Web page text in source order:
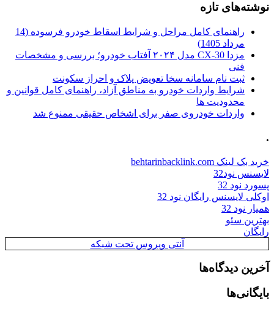
نوشته‌های تازه
راهنمای کامل مراحل و شرایط اسقاط خودرو فرسوده (14
مرداد 1405)
مزدا CX-30 مدل ۲۰۲۴ آفتاب خودرو؛ بررسی و مشخصات
فنی
ثبت نام سامانه سخا تعویض پلاک و احراز سکونت
شرایط واردات خودرو به مناطق آزاد، راهنمای کامل قوانین و
محدودیت ها
واردات خودروی صفر برای اشخاص حقیقی ممنوع شد
.
خرید بک لینک behtarinbacklink.com
لایسنس نود32
پسورد نود 32
اوکلی لایسنس رایگان نود 32
همیار نود 32
بهترین سئو
رایگان
آنتی ویروس تحت شبکه
آخرین دیدگاه‌ها
بایگانی‌ها